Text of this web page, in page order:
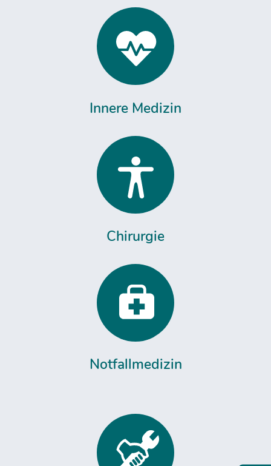
Innere Medizin
Chirurgie
Notfallmedizin